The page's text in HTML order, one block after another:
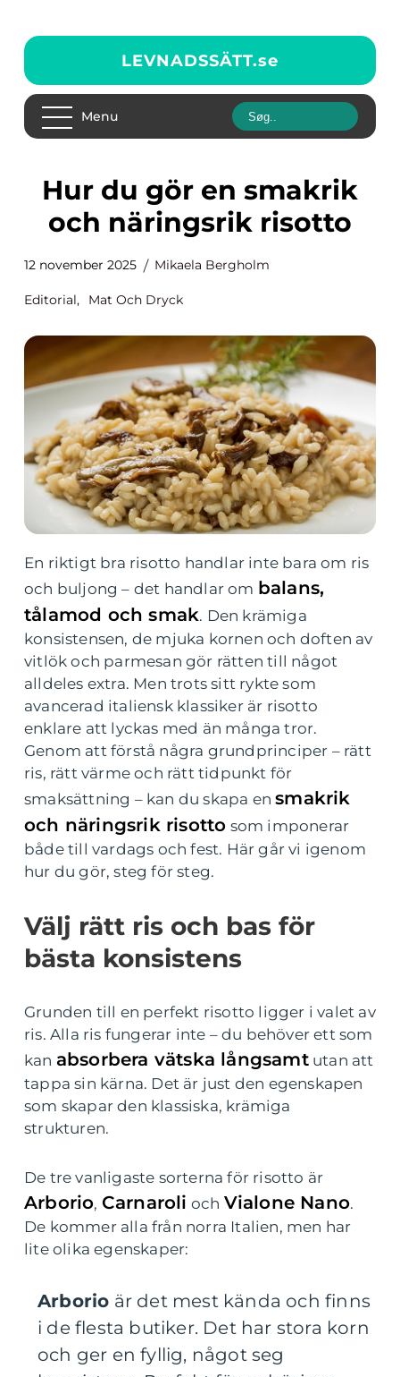
LEVNADSSÄTT.se
Menu
Hur du gör en smakrik
och näringsrik risotto
12 november 2025 Mikaela Bergholm
Editorial, Mat Och Dryck
En riktigt bra risotto handlar inte bara om ris
och buljong – det handlar om balans,
tålamod och smak. Den krämiga
konsistensen, de mjuka kornen och doften av
vitlök och parmesan gör rätten till något
alldeles extra. Men trots sitt rykte som
avancerad italiensk klassiker är risotto
enklare att lyckas med än många tror.
Genom att förstå några grundprinciper – rätt
ris, rätt värme och rätt tidpunkt för
smaksättning – kan du skapa ensmakrik
och näringsrik risotto som imponerar
både till vardags och fest. Här går vi igenom
hur du gör, steg för steg.
Välj rätt ris och bas för
bästa konsistens
Grunden till en perfekt risotto ligger i valet av
ris. Alla ris fungerar inte – du behöver ett som
kan absorbera vätska långsamtutan att
tappa sin kärna. Det är just den egenskapen
som skapar den klassiska, krämiga
strukturen.
De tre vanligaste sorterna för risotto är
Arborio, Carnaroli och Vialone Nano.
De kommer alla från norra Italien, men har
lite olika egenskaper:
Arborio är det mest kända och finns
i de flesta butiker. Det har stora korn
och ger en fyllig, något seg